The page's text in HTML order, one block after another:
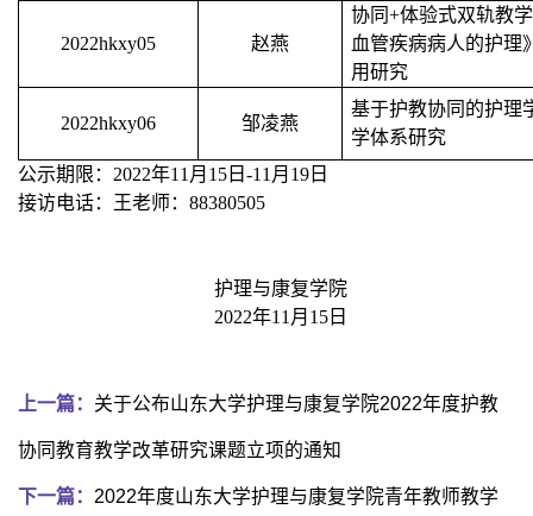
2022hkxy05 赵燕
协同+体验式双轨教
血管疾病病人的护理
用研究
2022hkxy06 邹凌燕
基于护教协同的护理
学体系研究
公示期限： 2022年11 月 15 日 -11 月 19 日
接访电话：王老师： 88380505
护理与康复学院
2022年11 月 15 日
上一篇： 关于公布山东大学护理与康复学院2022年度护教
协同教育教学改革研究课题立项的通知
下一篇： 2022年度山东大学护理与康复学院青年教师教学